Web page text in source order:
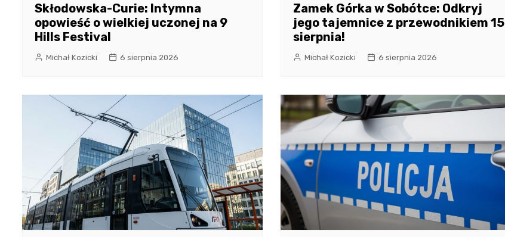
Skłodowska-Curie: Intymna
opowieść o wielkiej uczonej na 9
Hills Festival
Michał Kozicki 6 sierpnia 2026
Zamek Górka w Sobótce: Odkryj
jego tajemnice z przewodnikiem 15
sierpnia!
Michał Kozicki 6 sierpnia 2026